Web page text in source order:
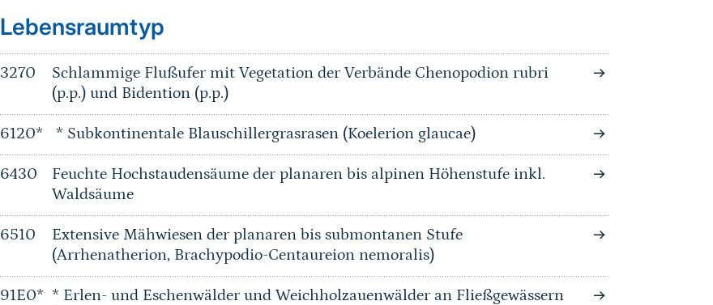
Lebensraumtyp
3270
Schlammige Flußufer mit Vegetation der Verbände Chenopodion rubri
(p.p.) und Bidention (p.p.)
6120* * Subkontinentale Blauschillergrasrasen (Koelerion glaucae)
6430
Feuchte Hochstaudensäume der planaren bis alpinen Höhenstufe inkl.
Waldsäume
6510
Extensive Mähwiesen der planaren bis submontanen Stufe
(Arrhenatherion, Brachypodio-Centaureion nemoralis)
91E0* * Erlen- und Eschenwälder und Weichholzauenwälder an Fließgewässern